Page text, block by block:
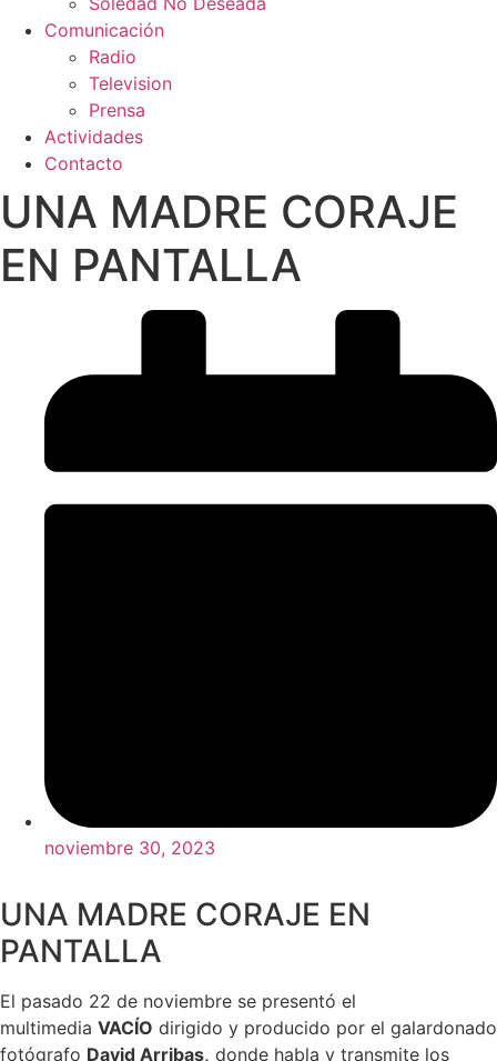
Comunicación
Radio
Television
Prensa
Actividades
Contacto
UNA MADRE CORAJE
EN PANTALLA
noviembre 30, 2023
UNA MADRE CORAJE EN
PANTALLA
El pasado 22 de noviembre se presentó el
multimedia VACÍO dirigido y producido por el galardonado
fotógrafo David Arribas, donde habla y transmite los